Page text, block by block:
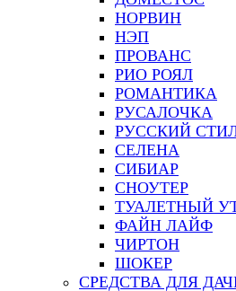
НОРВИН
НЭП
ПРОВАНС
РИО РОЯЛ
РОМАНТИКА
РУСАЛОЧКА
РУССКИЙ
СЕЛЕНА
СИБИАР
СНОУТЕР
ТУАЛЕТНЫЙ
ФАЙН ЛАЙФ
ЧИРТОН
ШОКЕР
СРЕДСТВА ДЛЯ